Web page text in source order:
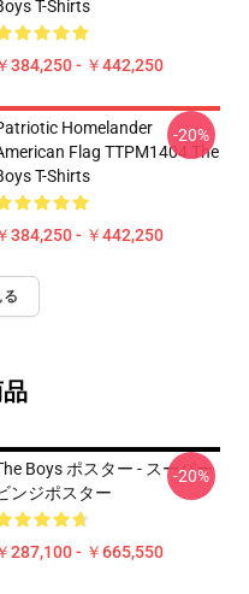
T-Shirts
384,250 - ￥442,250
Homelander
Flag TTPM1404 The
T-Shirts
384,250 - ￥442,250
-20%
Boys ポスター - スーパー
ンジポスター
287,100 - ￥665,550
-20%